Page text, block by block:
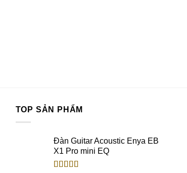
TOP SẢN PHẨM
Đàn Guitar Acoustic Enya EB
X1 Pro mini EQ